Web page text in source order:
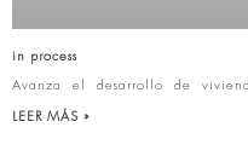
in process
Avanza el desarrollo de
LEER MÁS »